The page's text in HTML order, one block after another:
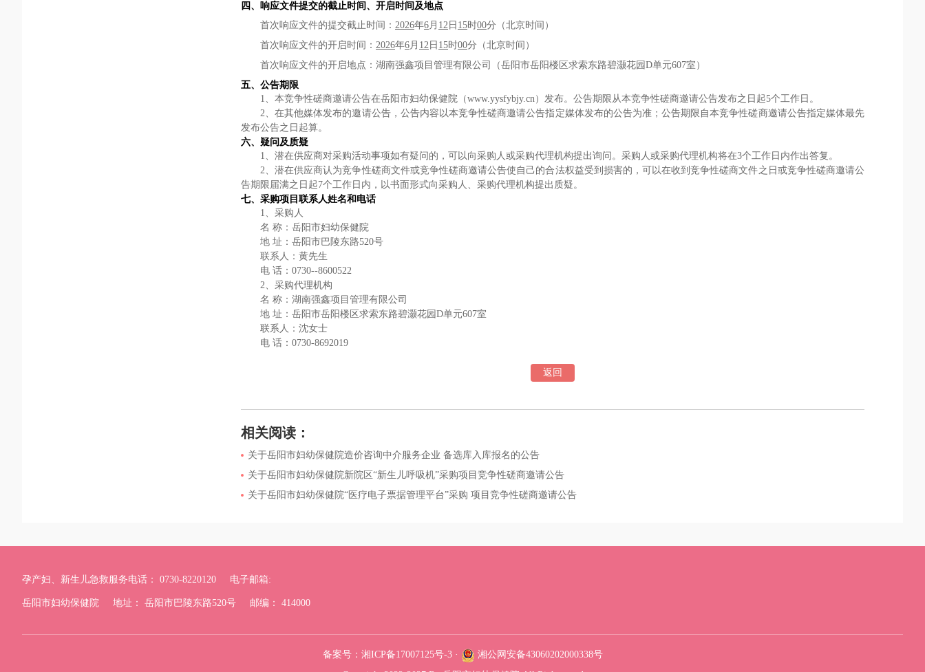
四、响应文件提交的截止时间、开启时间及地点
首次响应文件的提交截止时间 ： 2026年6月 12 日 15时00分 （北京时间）
首次响应文件的开启时间： 2026年6月 12 日 15时00分 （北京时间）
首次响应文件的开启地点： 湖南强鑫项目管理有限公司 （岳阳市岳阳楼区求索东路碧灏花园 D单元607室 ）
五、公告期限
1、本竞争性磋商邀请公告在岳阳市妇幼保健院（www.yysfybjy.cn）发布。 公告期限从本竞争性磋商邀请公告发布之日起5个工作日。
2、在其他媒体发布的邀请公告，公告内容以本竞争性磋商邀请公告指定媒体发布的公告为准；公告期限自本竞争性磋商邀请公告指定媒体最先
发布公告之日起算。
六、疑问及质疑
1、潜在供应商对采购活动事项如有疑问的，可以向采购人或采购代理机构提出询问。采购人或采购代理机构将在3个工作日内作出答复。
2、潜在供应商认为竞争性磋商文件或竞争性磋商邀请公告使自己的合法权益受到损害的，可以在收到竞争性磋商文件之日或竞争性磋商邀请公
告期限届满之日起7个工作日内，以书面形式向采购人、采购代理机构提出质疑。
七、采购项目联系人姓名和电话
1、采购人
名 称：岳阳市妇幼保健院
地 址： 岳阳市巴陵东路520号
联系人 ：黄先生
电 话： 0730--8600522
2、采购代理机构
名 称：湖南强鑫项目管理有限公司
地 址： 岳阳市岳阳楼区求索东路碧灏花园 D单元607室
联系人：沈女士
电 话： 0730-8692019
返回
相关阅读：
关于岳阳市妇幼保健院造价咨询中介服务企业 备选库入库报名的公告
关于岳阳市妇幼保健院新院区“新生儿呼吸机”采购项目竞争性磋商邀请公告
关于岳阳市妇幼保健院“医疗电子票据管理平台”采购 项目竞争性磋商邀请公告
孕产妇、新生儿急救服务电话： 0730-8220120 电子邮箱:
岳阳市妇幼保健院 地址： 岳阳市巴陵东路520号 邮编： 414000
备案号：湘ICP备17007125号-3·
湘公网安备43060202000338号